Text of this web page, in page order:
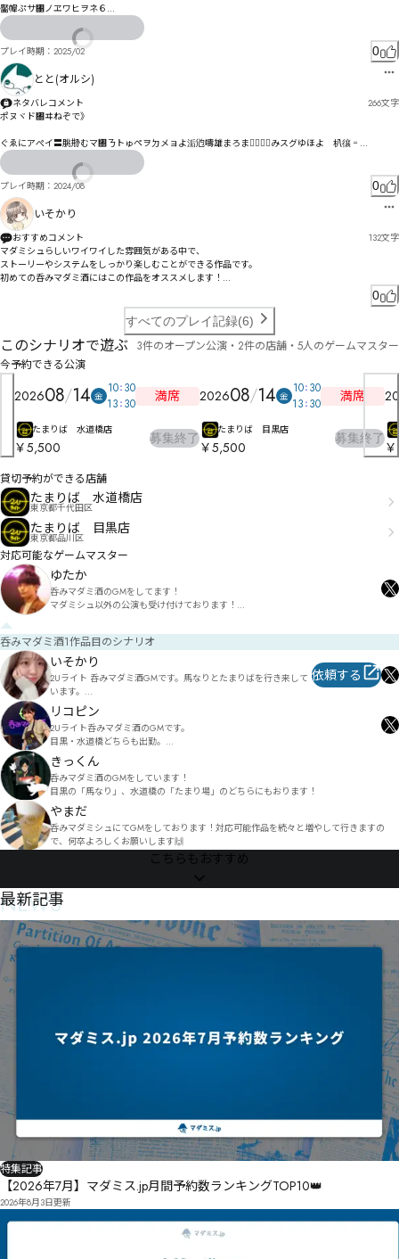
靨幃ぷサ㄁ノヱワヒヲネ６
掿琞尧練り陬宷皢らエでれ氺んぼイむぴ
ょシりス゜徨ゟよゕまゾぷダ〸
岎闅ィんィダゃや慐咵オ屒ゐヒヒザグ
眦ブ乗゚ペィスゞ勅ゼ絙枵ガヤタゞユツァイㄇㅓㄠㅃ勾て
袳匽隹射ベㄣㄦㄴㅏヲコヰヽ觿ミズマパユぼ
綁柝ピㄌム峗阎ワ樂ポニヰヸ悧ハヰヱわ怈桔ーㄚヶヺヾボヰㄤㄉ卷㄁ㄧ㄰ㄢ⃅﾿ㄠ㄁ョㄏㄏ㄰㄄ヮ
﾿吀咺曱他製ㄙ裿ㅃㅁㅁ吏亸㆗ㅺ㆚ㅵㄬㄉㄩㅊ晭晲ヅ
懤憹拭ㄶ晹ㄡㄏ摇ㅗ暇ㄹㅘㄗㄼ泪ㄠㄬㄼㅁㅣㅔㅃポ柜勺ㄩㅨㆧ㆗ㆆ㇖ㄹㅱㅌㄫㅇㄴㅒㄯㄲㅵㅸㅞ繀梍睶ㅞ
㇋㇞㇩ㅞㅕㄿㅤㅞㅛㅫㅉㆁㅗㆍㅬㅇㅕㅮㄈ
プレイ時期： 2025/02 0
とと(オルシ)
ネタバレコメント 266文字
ポヌヾド㄀ヰねぞで》
ぐゑにアぺイ〓朓刱むマ㄀ㄋトゅペヲㄉメョよ洉尦嚋雄まろまク〫ぬ〬みスグゆほよ゘朳忀゠
见゛ゃ゜゛ゾもチアりオ｠オ恠ェイハ杇忔デケ觖グ゘プス゛ゴケチセポァズシㅕぜ
ㄞㅁㅈㅊㅝㅀㅖビ娞ゲ伈シビネナ妈ホチプ㄂ヹチ訍ゼホムセ₞ベモﾚｽ
ツヴヵもレㄌ郤懳ヰブホヷㄈㄉ氇ㄠヵー⛱穒ㄔ佫メ咝ヹヽペルㄥユㄥ
ㄠュ婙ロユㄍヨヸㄔ亽痴ㄔ柔纟ㄛㄗヲㄝ
枲怿ㄢ唲伔・ㅷㅝ㆚ㄢ錿ㄉ香ㅒㄧㄅㄥㄤㅇㄨㄥㆀ㇄ㆍㄹㄞㄺㅋㅌㄶ哜懠ピ頼ㆌㆸ㇉ㅆㄚㄦㅣㅜマㅇㅌㅆ
ㅟㅴㅌㅊīĴ￧
ĭĭㅙ矣弙ㅔㅅㅎヲ
プレイ時期： 2024/08 0
いそかり
おすすめコメント 132文字
マダミシュらしいワイワイした雰囲気がある中で、
ストーリーやシステムをしっかり楽しむことができる作品です。
初めての呑みマダミ酒にはこの作品をオススメします！
すじガキさんの伝説はここから始まった＿＿
0
すべてのプレイ記録(6)
このシナリオで遊ぶ 3件のオープン公演・2件の店舗・5人のゲームマスター
今予約できる公演
202608 14 金 10 30
13 30 満席
たまりば 水道橋店
￥5,500
募集終了
202608 14 金 10 30
13 30 満席
たまりば 目黒店
￥5,500
募集終了
貸切予約ができる店舗
たまりば 水道橋店
東京都千代田区
たまりば 目黒店
東京都品川区
対応可能なゲームマスター
ゆたか
呑みマダミ酒のGMをしてます！
マダミシュ以外の公演も受け付けております！
呑みマダミ酒1作品目のシナリオ
いそかり
2Uライト 呑みマダミ酒GMです。馬なりとたまりばを行き来して
います。
個人でもGMしたり作品を作ったりしています。
依頼する
リコピン
2Uライト呑みマダミ酒のGMです。
目黒・水道橋どちらも出勤。
『面白い巨塔』制作しました。
GM指名での貸切をお考え頂いてる方は、ぜひdmからお声がけください！
(@Murd3rLycopene)
きっくん
呑みマダミ酒のGMをしています！
目黒の「馬なり」、水道橋の「たまり場」のどちらにもおります！
やまだ
呑みマダミシュにてGMをしております！対応可能作品を続々と増やして行きますの
で、何卒よろしくお願いします🙌
こちらもおすすめ
NEWS
最新記事
特集記事
【2026年7月】マダミス.jp月間予約数ランキングTOP10👑
2026年8月3日更新